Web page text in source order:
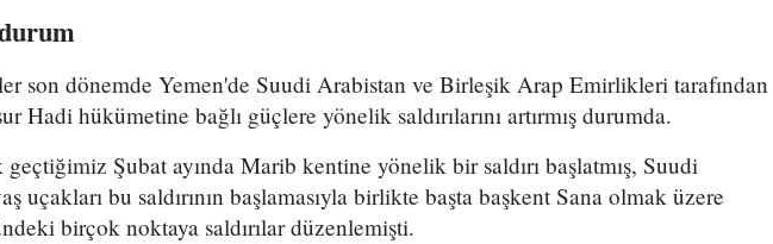
son dönemde Yemen'de Suudi Arabistan ve Birleşik Arap Emirlikleri tarafından
Hadi hükümetine bağlı güçlere yönelik saldırılarını artırmış durumda.
Şubat ayında Marib kentine yönelik bir saldırı başlatmış, Suudi
uçakları bu saldırının başlamasıyla birlikte başta başkent Sana olmak üzere
birçok noktaya saldırılar düzenlemişti.